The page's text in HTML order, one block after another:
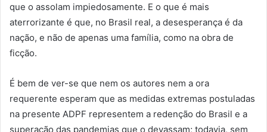
que o assolam impiedosamente. E o que é mais
aterrorizante é que, no Brasil real, a desesperança é da
nação, e não de apenas uma família, como na obra de
ficção.
É bem de ver-se que nem os autores nem a ora
requerente esperam que as medidas extremas postuladas
na presente ADPF representem a redenção do Brasil e a
superação das pandemias que o devassam; todavia, sem